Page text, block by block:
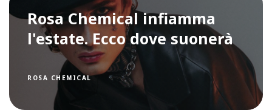
Rosa Chemical infiamma
l'estate. Ecco dove suonerà
ROSA CHEMICAL